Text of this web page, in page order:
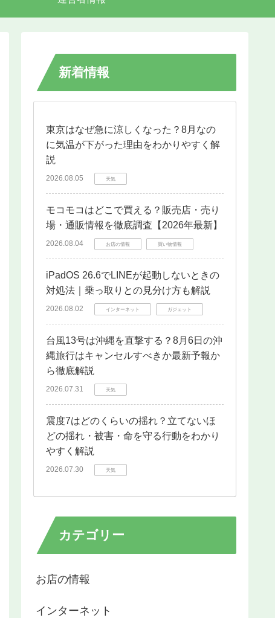
新着情報
東京はなぜ急に涼しくなった？8月なの
に気温が下がった理由をわかりやすく解
説
2026.08.05 天気
モコモコはどこで買える？販売店・売り
場・通販情報を徹底調査【2026年最新】
2026.08.04 お店の情報 買い物情報
iPadOS 26.6でLINEが起動しないときの
対処法｜乗っ取りとの見分け方も解説
2026.08.02 インターネット ガジェット
台風13号は沖縄を直撃する？8月6日の沖
縄旅行はキャンセルすべきか最新予報か
ら徹底解説
2026.07.31 天気
震度7はどのくらいの揺れ？立てないほ
どの揺れ・被害・命を守る行動をわかり
やすく解説
2026.07.30 天気
カテゴリー
お店の情報
インターネット